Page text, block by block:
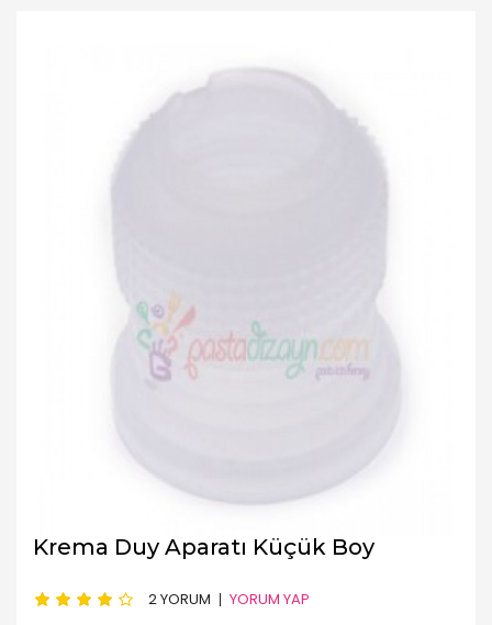
Krema Duy Aparatı Küçük Boy
2 YORUM YORUM YAP